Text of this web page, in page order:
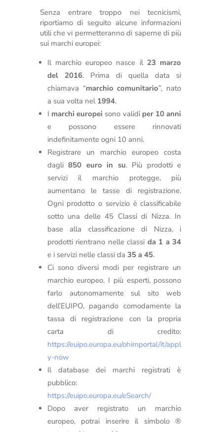
Senza entrare troppo nei tecnicismi,
riportiamo di seguito alcune informazioni
utili che vi permetteranno di saperne di più
sui marchi europei:
Il marchio europeo nasce il 23 marzo
del 2016. Prima di quella data si
chiamava “marchio comunitario”, nato
a sua volta nel 1994.
I marchi europei sono validi per 10 anni
e possono essere rinnovati
indefinitamente ogni 10 anni.
Registrare un marchio europeo costa
dagli850 euro in su. Più prodotti e
servizi il marchio protegge, più
aumentano le tasse di registrazione.
Ogni prodotto o servizio è classificabile
sotto una delle 45 Classi di Nizza. In
base alla classificazione di Nizza, i
prodotti rientrano nelle classi da 1 a 34
e i servizi nelle classi da 35 a 45.
Ci sono diversi modi per registrare un
marchio europeo. I più esperti, possono
farlo autonomamente sul sito web
dell’EUIPO, pagando comodamente la
tassa di registrazione con la propria
carta di credito:
https://euipo.europa.eu/ohimportal/it/appl
y-now
Il database dei marchi registrati è
pubblico:
https://euipo.europa.eu/eSearch/
Dopo aver registrato un marchio
europeo, potrai inserire il simbolo ®